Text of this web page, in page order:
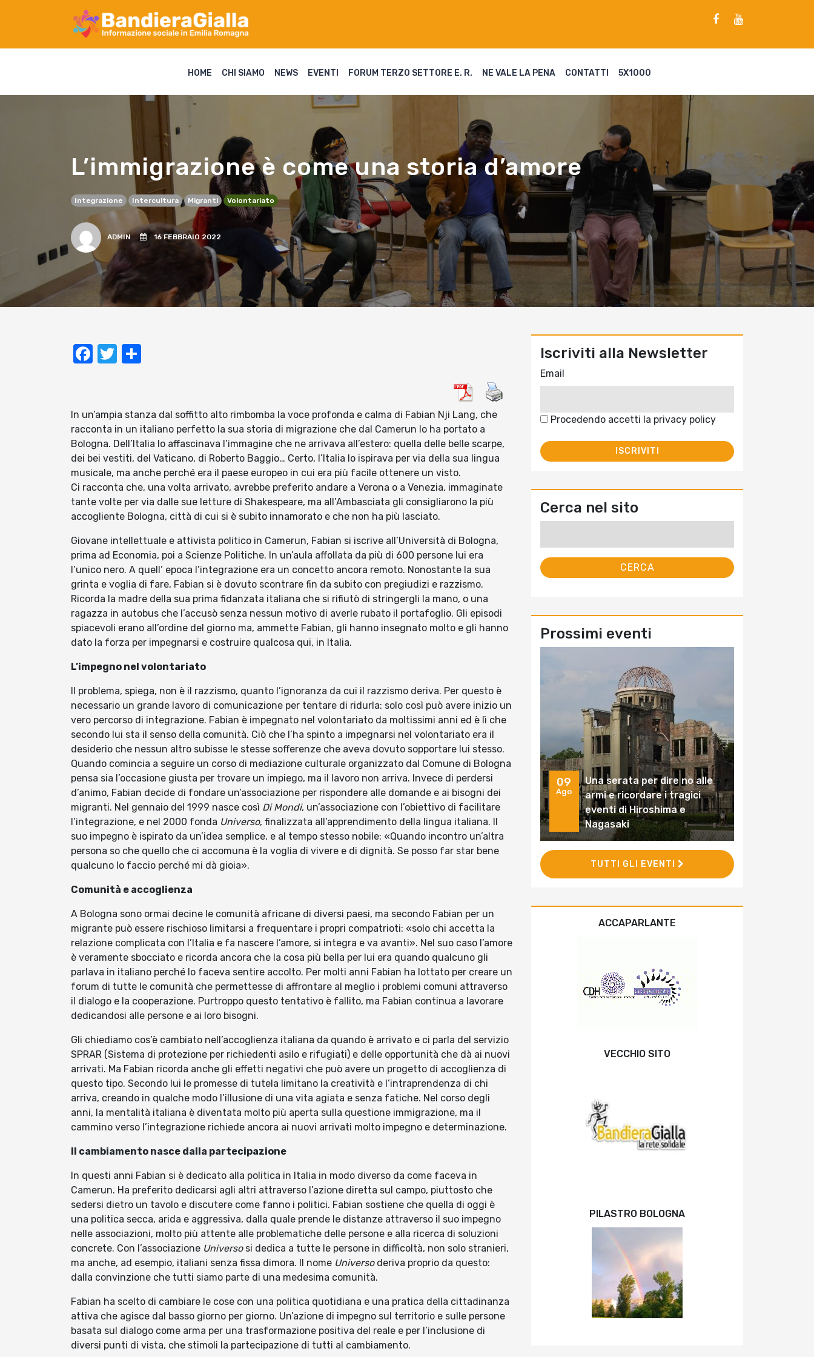
HOME CHI SIAMO NEWS EVENTI FORUM TERZO SETTORE E. R. NE VALE LA PENA CONTATTI 5X1000
L’immigrazione è come una storia d’amore
Integrazione Intercultura Migranti Volontariato
ADMIN 16 FEBBRAIO 2022
Facebook
Twitter
In un’ampia stanza dal soffitto alto rimbomba la voce profonda e calma di Fabian Nji Lang, che
racconta in un italiano perfetto la sua storia di migrazione che dal Camerun lo ha portato a
Bologna. Dell’Italia lo affascinava l’immagine che ne arrivava all’estero: quella delle belle scarpe,
dei bei vestiti, del Vaticano, di Roberto Baggio… Certo, l’Italia lo ispirava per via della sua lingua
musicale, ma anche perché era il paese europeo in cui era più facile ottenere un visto.
Ci racconta che, una volta arrivato, avrebbe preferito andare a Verona o a Venezia, immaginate
tante volte per via dalle sue letture di Shakespeare, ma all’Ambasciata gli consigliarono la più
accogliente Bologna, città di cui si è subito innamorato e che non ha più lasciato.
Giovane intellettuale e attivista politico in Camerun, Fabian si iscrive all’Università di Bologna,
prima ad Economia, poi a Scienze Politiche. In un’aula affollata da più di 600 persone lui era
l’unico nero. A quell’ epoca l’integrazione era un concetto ancora remoto. Nonostante la sua
grinta e voglia di fare, Fabian si è dovuto scontrare fin da subito con pregiudizi e razzismo.
Ricorda la madre della sua prima fidanzata italiana che si rifiutò di stringergli la mano, o una
ragazza in autobus che l’accusò senza nessun motivo di averle rubato il portafoglio. Gli episodi
spiacevoli erano all’ordine del giorno ma, ammette Fabian, gli hanno insegnato molto e gli hanno
dato la forza per impegnarsi e costruire qualcosa qui, in Italia.
L’impegno nel volontariato
Il problema, spiega, non è il razzismo, quanto l’ignoranza da cui il razzismo deriva. Per questo è
necessario un grande lavoro di comunicazione per tentare di ridurla: solo così può avere inizio un
vero percorso di integrazione. Fabian è impegnato nel volontariato da moltissimi anni ed è lì che
secondo lui sta il senso della comunità. Ciò che l’ha spinto a impegnarsi nel volontariato era il
desiderio che nessun altro subisse le stesse sofferenze che aveva dovuto sopportare lui stesso.
Quando comincia a seguire un corso di mediazione culturale organizzato dal Comune di Bologna
pensa sia l’occasione giusta per trovare un impiego, ma il lavoro non arriva. Invece di perdersi
d’animo, Fabian decide di fondare un’associazione per rispondere alle domande e ai bisogni dei
migranti. Nel gennaio del 1999 nasce così Di Mondi, un’associazione con l’obiettivo di facilitare
l’integrazione, e nel 2000 fonda Universo, finalizzata all’apprendimento della lingua italiana. Il
suo impegno è ispirato da un’idea semplice, e al tempo stesso nobile: «Quando incontro un’altra
persona so che quello che ci accomuna è la voglia di vivere e di dignità. Se posso far star bene
qualcuno lo faccio perché mi dà gioia».
Comunità e accoglienza
A Bologna sono ormai decine le comunità africane di diversi paesi, ma secondo Fabian per un
migrante può essere rischioso limitarsi a frequentare i propri compatrioti: «solo chi accetta la
relazione complicata con l’Italia e fa nascere l’amore, si integra e va avanti». Nel suo caso l’amore
è veramente sbocciato e ricorda ancora che la cosa più bella per lui era quando qualcuno gli
parlava in italiano perché lo faceva sentire accolto. Per molti anni Fabian ha lottato per creare un
forum di tutte le comunità che permettesse di affrontare al meglio i problemi comuni attraverso
il dialogo e la cooperazione. Purtroppo questo tentativo è fallito, ma Fabian continua a lavorare
dedicandosi alle persone e ai loro bisogni.
Gli chiediamo cos’è cambiato nell’accoglienza italiana da quando è arrivato e ci parla del servizio
SPRAR (Sistema di protezione per richiedenti asilo e rifugiati) e delle opportunità che dà ai nuovi
arrivati. Ma Fabian ricorda anche gli effetti negativi che può avere un progetto di accoglienza di
questo tipo. Secondo lui le promesse di tutela limitano la creatività e l’intraprendenza di chi
arriva, creando in qualche modo l’illusione di una vita agiata e senza fatiche. Nel corso degli
anni, la mentalità italiana è diventata molto più aperta sulla questione immigrazione, ma il
cammino verso l’integrazione richiede ancora ai nuovi arrivati molto impegno e determinazione.
Il cambiamento nasce dalla partecipazione
In questi anni Fabian si è dedicato alla politica in Italia in modo diverso da come faceva in
Camerun. Ha preferito dedicarsi agli altri attraverso l’azione diretta sul campo, piuttosto che
sedersi dietro un tavolo e discutere come fanno i politici. Fabian sostiene che quella di oggi è
una politica secca, arida e aggressiva, dalla quale prende le distanze attraverso il suo impegno
nelle associazioni, molto più attente alle problematiche delle persone e alla ricerca di soluzioni
concrete. Con l’associazione Universosi dedica a tutte le persone in difficoltà, non solo stranieri,
ma anche, ad esempio, italiani senza fissa dimora. Il nome Universoderiva proprio da questo:
dalla convinzione che tutti siamo parte di una medesima comunità.
Fabian ha scelto di cambiare le cose con una politica quotidiana e una pratica della cittadinanza
attiva che agisce dal basso giorno per giorno. Un’azione di impegno sul territorio e sulle persone
basata sul dialogo come arma per una trasformazione positiva del reale e per l’inclusione di
diversi punti di vista, che stimoli la partecipazione di tutti al cambiamento.
Iscriviti alla Newsletter
Email
Procedendo accetti la privacy policy
Cerca nel sito
Prossimi eventi
09
Ago
Una serata per dire no alle
armi e ricordare i tragici
eventi di Hiroshima e
Nagasaki
TUTTI GLI EVENTI
ACCAPARLANTE
VECCHIO SITO
PILASTRO BOLOGNA